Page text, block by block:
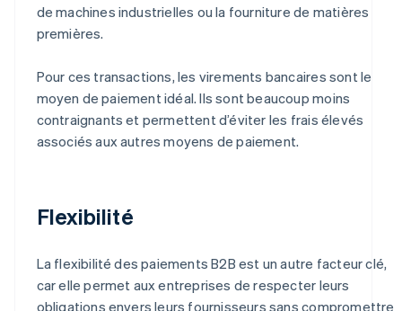
de machines industrielles ou la fourniture de matières
premières.
Pour ces transactions, les virements bancaires sont le
moyen de paiement idéal. Ils sont beaucoup moins
contraignants et permettent d’éviter les frais élevés
associés aux autres moyens de paiement.
Flexibilité
La flexibilité des paiements B2B est un autre facteur clé,
car elle permet aux entreprises de respecter leurs
obligations envers leurs fournisseurs sans compromettre